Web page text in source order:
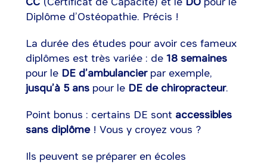
Diplôme d’Ostéopathie. Précis !
La durée des études pour avoir ces fameux
diplômes est très variée : de 18 semaines
pour leDE d’ambulancierpar exemple,
jusqu’à 5 anspour le DE de chiropracteur.
Point bonus : certains DE sont accessibles
sans diplôme! Vous y croyez vous ?
Ils peuvent se préparer en écoles